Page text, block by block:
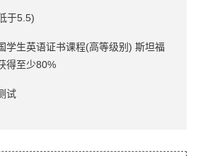
于5.5)
学生英语证书课程(高等级别) 斯坦福
得至少80%
试